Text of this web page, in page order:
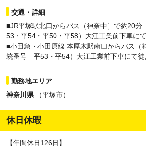
交通・詳細
■JR平塚駅北口からバス（神奈中）で約20
53・平54・平50・平58）大江工業前下車に
■小田急・小田原線 本厚木駅南口からバス（
統番号 平53・平54）大江工業前下車にて徒
勤務地エリア
神奈川県 （平塚市）
休日休暇
【年間休日126日】